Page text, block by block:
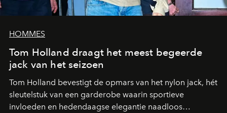
HOMMES
Tom Holland draagt het meest begeerde
jack van het seizoen
Tom Holland bevestigt de opmars van het nylon jack, hét
sleutelstuk van een garderobe waarin sportieve
invloeden en hedendaagse elegantie naadloos